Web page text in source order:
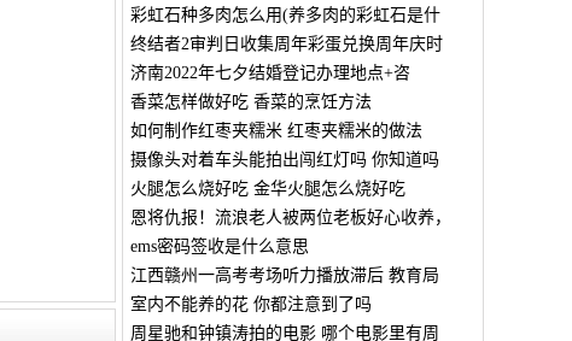
彩虹石种多肉怎么用(养多肉的彩虹石是什
终结者2审判日收集周年彩蛋兑换周年庆时
济南2022年七夕结婚登记办理地点+咨
香菜怎样做好吃 香菜的烹饪方法
如何制作红枣夹糯米 红枣夹糯米的做法
摄像头对着车头能拍出闯红灯吗 你知道吗
火腿怎么烧好吃 金华火腿怎么烧好吃
恩将仇报！流浪老人被两位老板好心收养，
ems密码签收是什么意思
江西赣州一高考考场听力播放滞后 教育局
室内不能养的花 你都注意到了吗
周星驰和钟镇涛拍的电影 哪个电影里有周